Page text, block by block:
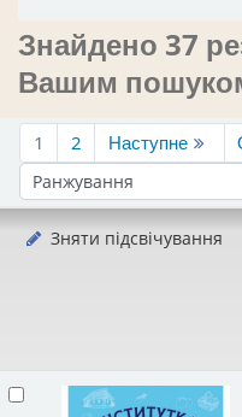
Знайдено 37
Вашим
1 2 Наступне
Сортувати за:
Зняти підсвічування